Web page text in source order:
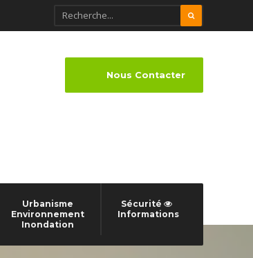
Urbanisme
Environnement
Inondation
Sécurité
Informations
Nous Contacter